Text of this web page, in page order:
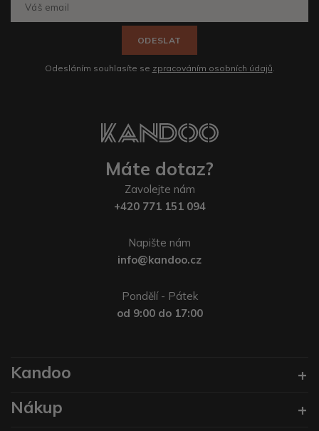
ODESLAT
Odesláním souhlasíte se zpracováním osobních údajů
Máte dotaz?
Zavolejte nám
+420 771 151 094
Napište nám
info@kandoo.cz
Pondělí - Pátek
od 9:00 do 17:00
Kandoo
Nákup